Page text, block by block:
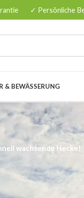
✓ Persönliche
& BEWÄSSERUNG
wachsende Hecke!